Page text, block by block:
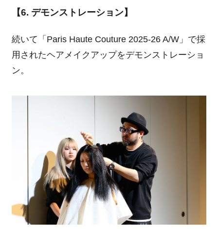
【6. デモンストレーション】
続いて「Paris Haute Couture 2025-26 A/W」で採
用されたヘアメイクアップをデモンストレーショ
ン。